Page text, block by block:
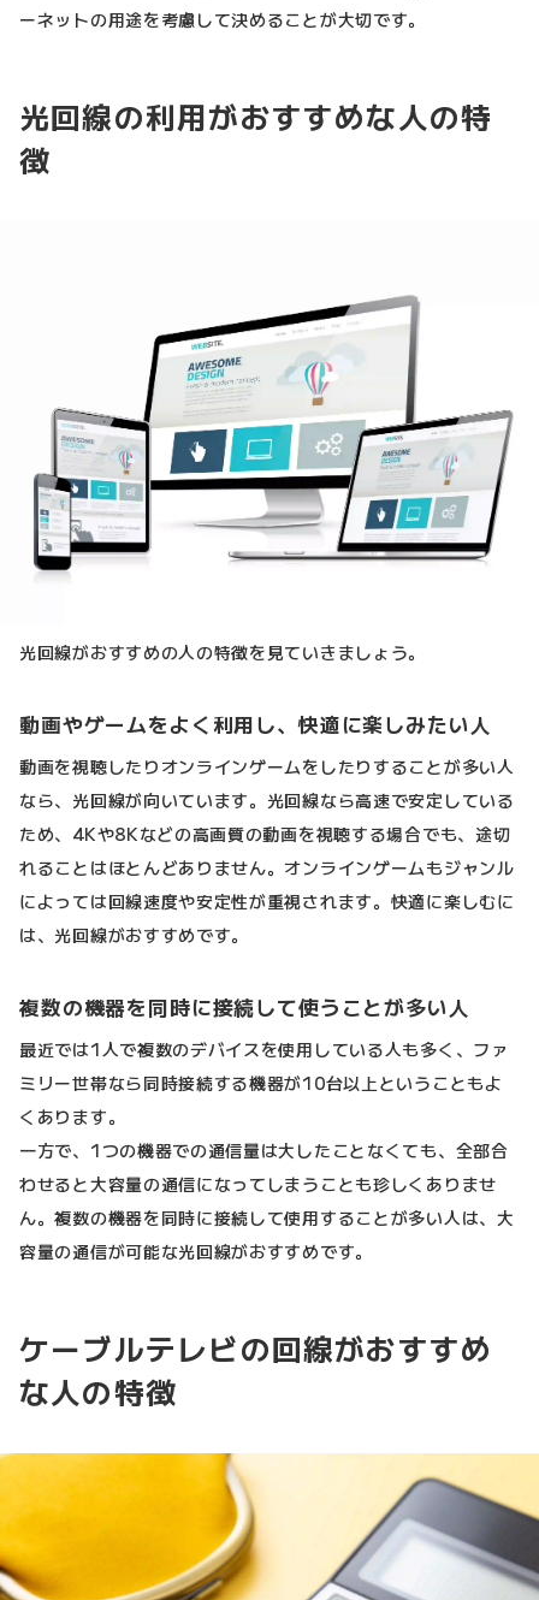
ーネットの用途を考慮して決めることが大切です。
光回線の利用がおすすめな人の特
徴
光回線がおすすめの人の特徴を見ていきましょう。
動画やゲームをよく利用し、快適に楽しみたい人
動画を視聴したりオンラインゲームをしたりすることが多い人
なら、光回線が向いています。光回線なら高速で安定している
ため、4Kや8Kなどの高画質の動画を視聴する場合でも、途切
れることはほとんどありません。オンラインゲームもジャンル
によっては回線速度や安定性が重視されます。快適に楽しむに
は、光回線がおすすめです。
複数の機器を同時に接続して使うことが多い人
最近では1人で複数のデバイスを使用している人も多く、ファ
ミリー世帯なら同時接続する機器が10台以上ということもよ
くあります。
一方で、1つの機器での通信量は大したことなくても、全部合
わせると大容量の通信になってしまうことも珍しくありませ
ん。複数の機器を同時に接続して使用することが多い人は、大
容量の通信が可能な光回線がおすすめです。
ケーブルテレビの回線がおすすめ
な人の特徴